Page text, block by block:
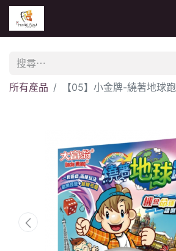
所有產品 【05】小金牌-繞著地球跑